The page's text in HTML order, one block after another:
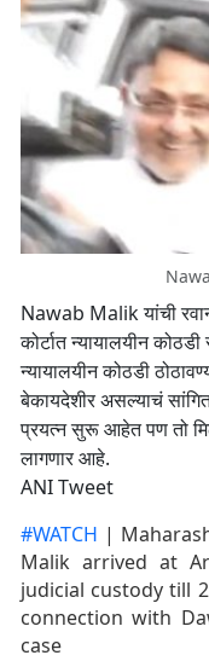
Nawab Malik यांची
कोर्टात न्यायालयीन
न्यायालयीन कोठडी
बेकायदेशीर असल्याचं
प्रयत्न सुरू आहेत पण तो
लागणार आहे.
ANI Tweet
#WATCH |
Malik arrived at
judicial custody till
connection with
case